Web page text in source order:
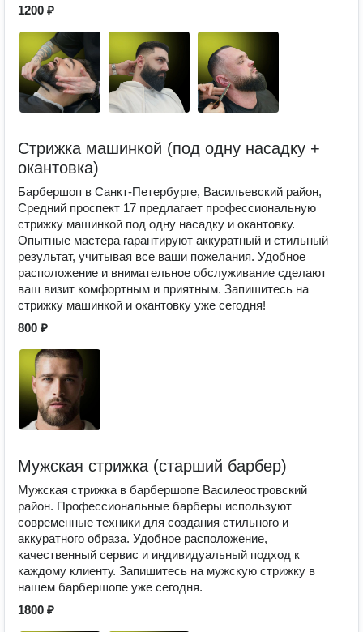
1200 ₽
Стрижка машинкой (под одну насадку +
окантовка)
Барбершоп в Санкт-Петербурге, Васильевский район,
Средний проспект 17 предлагает профессиональную
стрижку машинкой под одну насадку и окантовку.
Опытные мастера гарантируют аккуратный и стильный
результат, учитывая все ваши пожелания. Удобное
расположение и внимательное обслуживание сделают
ваш визит комфортным и приятным. Запишитесь на
стрижку машинкой и окантовку уже сегодня!
800 ₽
Мужская стрижка (старший барбер)
Мужская стрижка в барбершопе Василеостровский
район. Профессиональные барберы используют
современные техники для создания стильного и
аккуратного образа. Удобное расположение,
качественный сервис и индивидуальный подход к
каждому клиенту. Запишитесь на мужскую стрижку в
нашем барбершопе уже сегодня.
1800 ₽